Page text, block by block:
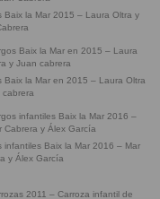
Baix la Mar 2015 – Laura Oltra y
Baix la Mar en 2015 – Laura Oltra
cabrera
infantiles Baix la Mar 2016 – Mar
y Álex García